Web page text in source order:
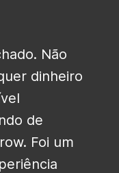
Não
dinheiro
de
Foi um